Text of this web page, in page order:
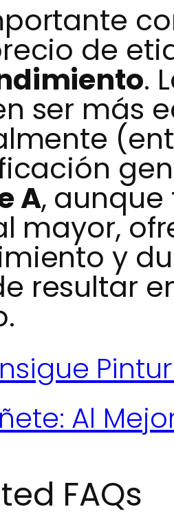
de
.
ser más
A,
mayor,
y
resultar
Al
FAQs